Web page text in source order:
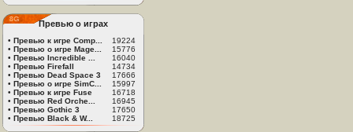
Превью о играх
• Превью к игре Comp...
19224
• Превью о игре Mage...
15776
• Превью Incredible ...
16040
• Превью Firefall
14734
• Превью Dead Space 3
17666
• Превью о игре SimC...
15997
• Превью к игре Fuse
16718
• Превью Red Orche...
16945
• Превью Gothic 3
17650
• Превью Black & W... 18725